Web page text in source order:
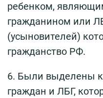
ребенком,
гражданином или
(усыновителей)
гражданство РФ.
6. Были выделены
граждан и ЛБГ,